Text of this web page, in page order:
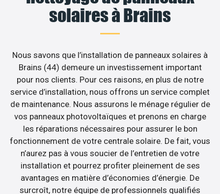
solaires à Brains
Nous savons que l’installation de panneaux solaires à
Brains (44) demeure un investissement important
pour nos clients. Pour ces raisons, en plus de notre
service d’installation, nous offrons un service complet
de maintenance. Nous assurons le ménage régulier de
vos panneaux photovoltaïques et prenons en charge
les réparations nécessaires pour assurer le bon
fonctionnement de votre centrale solaire. De fait, vous
n’aurez pas à vous soucier de l’entretien de votre
installation et pourrez profiter pleinement de ses
avantages en matière d’économies d’énergie. De
surcroît, notre équipe de professionnels qualifiés